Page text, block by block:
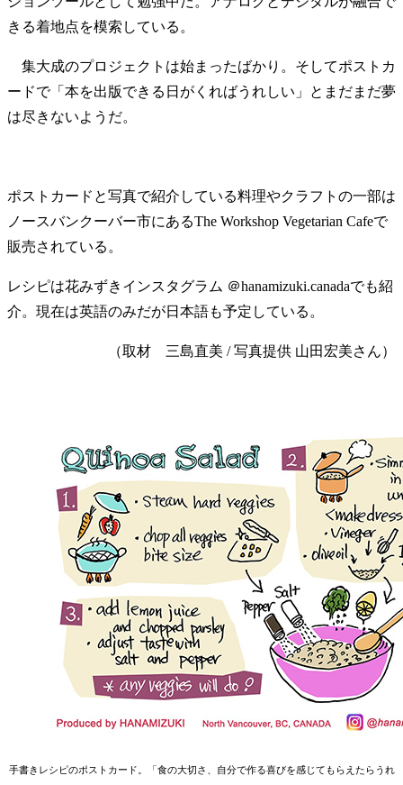
きる着地点を模索している。
集大成のプロジェクトは始まったばかり。そしてポストカ
ードで「本を出版できる日がくればうれしい」とまだまだ夢
は尽きないようだ。
ポストカードと写真で紹介している料理やクラフトの一部は
ノースバンクーバー市にあるThe Workshop Vegetarian Cafeで
販売されている。
レシピは花みずきインスタグラム ＠hanamizuki.canadaでも紹
介。現在は英語のみだが日本語も予定している。
（取材 三島直美 / 写真提供 山田宏美さん）
手書きレシピのポストカード。「食の大切さ、自分で作る喜びを感じてもらえたらうれ